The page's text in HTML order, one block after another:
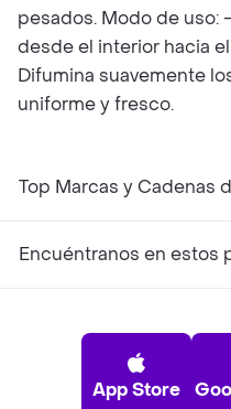
pesados. Modo de uso:
desde el interior hacia
Difumina suavemente
uniforme y fresco.
Top Marcas y Cadenas
Encuéntranos en estos
App Store